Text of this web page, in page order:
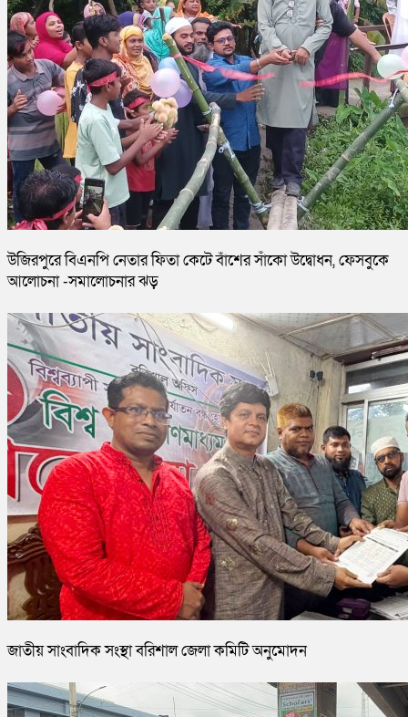
উজিরপুরে বিএনপি নেতার ফিতা কেটে বাঁশের সাঁকো উদ্বোধন, ফেসবুকে
আলোচনা -সমালোচনার ঝড়
জাতীয় সাংবাদিক সংস্থা বরিশাল জেলা কমিটি অনুমোদন